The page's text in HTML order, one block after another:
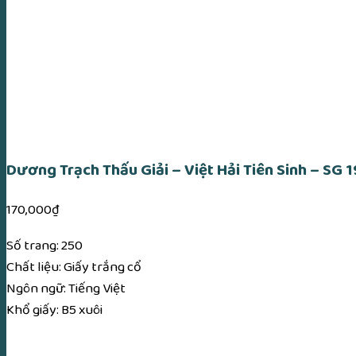
Dương Trạch Thấu Giải – Việt Hải Tiên Sinh – SG
170,000₫
Số trang: 250
Chất liệu: Giấy trắng cổ
Ngôn ngữ: Tiếng Việt
Khổ giấy: B5 xuôi